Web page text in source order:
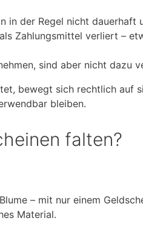
in der Regel nicht dauerhaft
Zahlungsmittel verliert –
sind aber nicht dazu
bewegt sich rechtlich auf
bleiben.
falten?
– mit nur einem
Material.